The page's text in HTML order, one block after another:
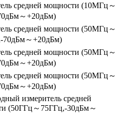
средней мощности (10МГц～
～+20дБм)
средней мощности (50МГц～
70дБм～+20дБм)
средней мощности (50МГц～
～+20дБм)
средней мощности (50МГц～
～+20дБм)
измеритель средней
(50ГГц～75ГГц,-30дБм～